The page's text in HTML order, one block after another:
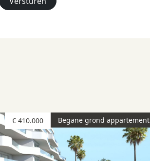
Begane grond appartement
€ 410.000